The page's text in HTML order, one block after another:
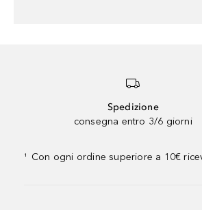
Spedizione
consegna entro 3/6 giorni
¹ Con ogni ordine superiore a 10€